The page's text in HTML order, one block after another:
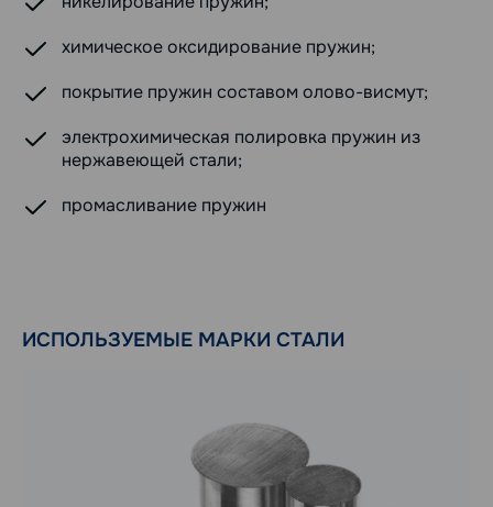
химическое оксидирование пружин;
покрытие пружин составом олово-висмут;
электрохимическая полировка пружин из
нержавеющей стали;
промасливание пружин
ИСПОЛЬЗУЕМЫЕ МАРКИ СТАЛИ